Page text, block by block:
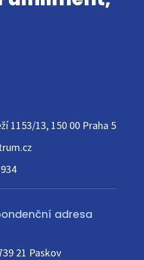
1153/13, 150 00 Praha 5
adresa
21 Paskov